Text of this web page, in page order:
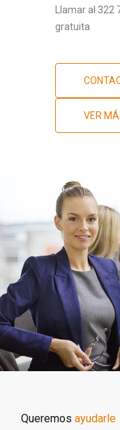
Llamar al 322
gratuita
VER
Queremos ayudarle